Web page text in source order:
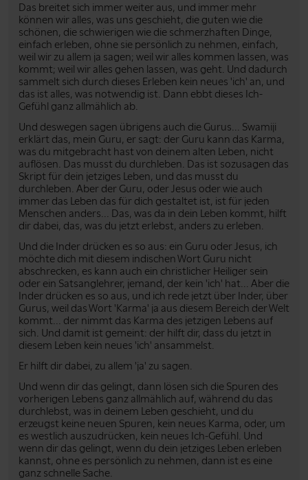
Das breitet sich immer weiter aus, und immer mehr
können wir alles, was uns geschieht, die guten wie die
schönen, die schwierigen wie die schmerzhaften Dinge,
einfach erleben, ohne sie persönlich zu nehmen, einfach,
weil wir zu allem ja sagen; weil wir alles kommen lassen, was
kommt; weil wir alles gehen lassen, was geht. Und dadurch
sammelt sich durch dieses Erleben kein neues 'ich' an, und
das ist alles, was notwendig ist. Dann ebbt dieses Ich-
Gefühl ganz allmählich ab.
Und deswegen sagen übrigens auch die Gurus... Swamiji
erklärt das, mein Guru, er sagt: der Guru kann das Karma,
was du mitgebracht hast von deinem alten Leben, nicht
auflösen. Das musst du durchleben. Das ist sozusagen das
Skript für dein jetziges Leben, und das musst du
durchleben. Aber der Guru, oder Jesus oder wie auch
immer das Leben das für dich gestaltet ist, ist für jeden
Menschen anders... Das, was da in dein Leben kommt, hilft
dir dabei, das, was du jetzt erlebst, anders zu erleben.
Und die Inder drücken es so aus: ein Guru oder Jesus, ich
möchte dich mit diesem indischen Wort Guru nicht
abschrecken, es kann auch ein christlicher Heiliger sein
oder ein Satsanglehrer, jemand, der kein 'ich' hat... Aber die
Inder drücken es so aus, und ich rede jetzt über Inder, über
Gurus, weil das Wort 'Karma' ja aus diesem Bereich der Welt
kommt... der nimmt das Karma des jetzigen Lebens auf
sich. Und damit ist gemeint: der hilft dir, dass du jetzt in
diesem Leben kein neues 'ich' ansammelst.
Er hilft dir dabei, zu allem 'ja' zu sagen.
Und wenn dir das gelingt, dann lösen sich die Spuren des
vorherigen Lebens ganz allmählich auf, während du das
durchlebst, was in deinem Leben geschieht, und du
erzeugst keine neuen Spuren, kein neues Karma, oder, um
es westlich auszudrücken, kein neues Ich-Gefühl. Und
wenn dir das gelingt, wenn du dein jetziges Leben erleben
kannst, ohne es persönlich zu nehmen, dann ist es eine
ganz schnelle Sache.